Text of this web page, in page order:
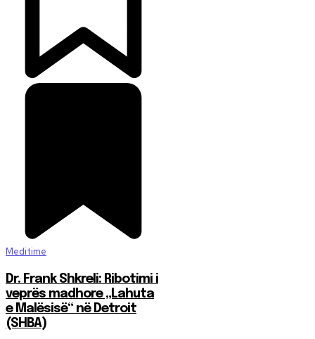
Meditime
Dr. Frank Shkreli: Ribotimi i
veprës madhore „Lahuta
e Malësisë“ në Detroit
(SHBA)